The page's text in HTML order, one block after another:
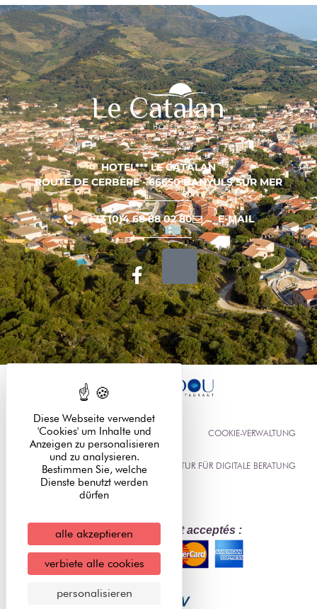
HOTEL*** LE CATALAN
ROUTE DE CERBÈRE - 66650 BANYULS SUR MER
+33 (0)4 68 88 02 80 E-MAIL
RECHTLICHE INFORMATIONEN COOKIE-VERWALTUNG
ELIOPHOT - AGENTUR FÜR DIGITALE BERATUNG
Modes de règlement acceptés :
Diese Webseite verwendet
'Cookies' um Inhalte und
Anzeigen zu personalisieren
und zu analysieren.
Bestimmen Sie, welche
Dienste benutzt werden
dürfen
alle akzeptieren
verbiete alle cookies
personalisieren